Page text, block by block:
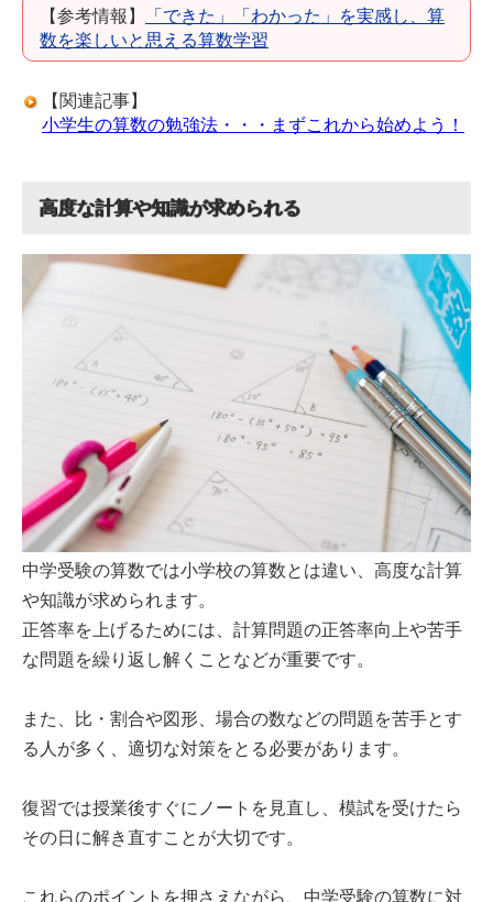
【参考情報】
「できた」「わかった」を実感し、算
数を楽しいと思える算数学習
【関連記事】
小学生の算数の勉強法・・・まずこれから始めよう！
高度な計算や知識が求められる
中学受験の算数では小学校の算数とは違い、高度な計算
や知識が求められます。
正答率を上げるためには、計算問題の正答率向上や苦手
な問題を繰り返し解くことなどが重要です。
また、比・割合や図形、場合の数などの問題を苦手とす
る人が多く、適切な対策をとる必要があります。
復習では授業後すぐにノートを見直し、模試を受けたら
その日に解き直すことが大切です。
これらのポイントを押さえながら、中学受験の算数に対